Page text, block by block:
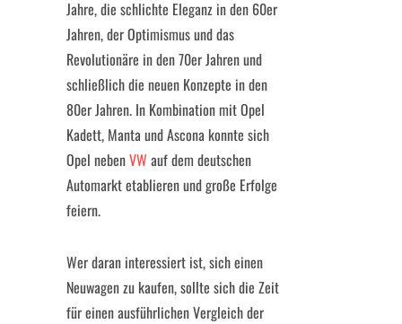
Jahre, die schlichte Eleganz in den 60er
Jahren, der Optimismus und das
Revolutionäre in den 70er Jahren und
schließlich die neuen Konzepte in den
80er Jahren. In Kombination mit Opel
Kadett, Manta und Ascona konnte sich
Opel nebenVW auf dem deutschen
Automarkt etablieren und große Erfolge
feiern.
Wer daran interessiert ist, sich einen
Neuwagen zu kaufen, sollte sich die Zeit
für einen ausführlichen Vergleich der